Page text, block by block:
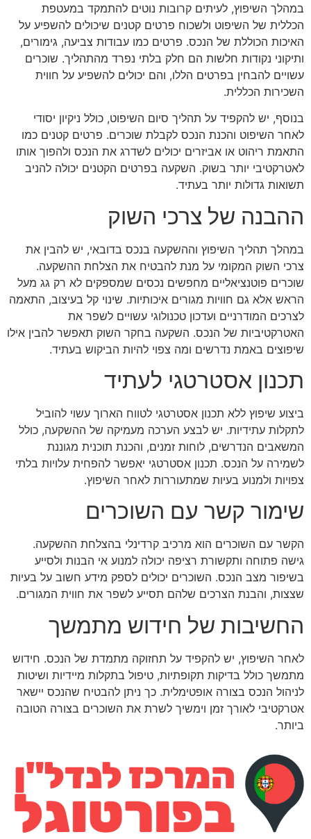
במהלך השיפוץ, לעיתים קרובות נוטים להתמקד במעטפת
הכללית של השיפוט ולשכוח פרטים קטנים שיכולים להשפיע על
האיכות הכוללת של הנכס. פרטים כמו עבודות צביעה, גימורים,
ותיקוני נקודות חלשות הם חלק בלתי נפרד מהתהליך. שוכרים
עשויים להבחין בפרטים הללו, והם יכולים להשפיע על חווית
השכירות הכללית.
בנוסף, יש להקפיד על תהליך סיום השיפוט, כולל ניקיון יסודי
לאחר השיפוט והכנת הנכס לקבלת שוכרים. פרטים קטנים כמו
התאמת ריהוט או אביזרים יכולים לשדרג את הנכס ולהפוך אותו
לאטרקטיבי יותר בשוק. השקעה בפרטים הקטנים יכולה להניב
תשואות גדולות יותר בעתיד.
ההבנה של צרכי השוק
במהלך תהליך השיפוץ וההשקעה בנכס בדובאי, יש להבין את
צרכי השוק המקומי על מנת להבטיח את הצלחת ההשקעה.
שוכרים פוטנציאליים מחפשים נכסים שמספקים לא רק גג מעל
הראש אלא גם חוויות מגורים איכותיות. שינוי קל בעיצוב, התאמה
לצרכים המודרניים ועדכון טכנולוגי עשויים לשפר את
האטרקטיביות של הנכס. השקעה בחקר השוק תאפשר להבין אילו
שיפוצים באמת נדרשים ומה צפוי להיות הביקוש בעתיד.
תכנון אסטרטגי לעתיד
ביצוע שיפוץ ללא תכנון אסטרטגי לטווח הארוך עשוי להוביל
לתקלות עתידיות. יש לבצע הערכה מעמיקה של ההשקעה, כולל
המשאבים הנדרשים, לוחות זמנים, והכנת תוכנית מגוננת
לשמירה על הנכס. תכנון אסטרטגי יאפשר להפחית עלויות בלתי
צפויות ולמנוע בעיות שמתעוררות לאחר השיפוץ.
שימור קשר עם השוכרים
הקשר עם השוכרים הוא מרכיב קרדינלי בהצלחת ההשקעה.
גישה פתוחה ותקשורת רציפה יכולה למנוע אי הבנות ולסייע
בשיפור מצב הנכס. השוכרים יכולים לספק מידע חשוב על בעיות
שצצות, והבנת הצרכים שלהם תסייע לשפר את חווית המגורים.
החשיבות של חידוש מתמשך
לאחר השיפוץ, יש להקפיד על תחזוקה מתמדת של הנכס. חידוש
מתמשך כולל בדיקות תקופתיות, טיפול בתקלות מיידיות ושיטות
לניהול הנכס בצורה אופטימלית. כך ניתן להבטיח שהנכס יישאר
אטרקטיבי לאורך זמן וימשיך לשרת את השוכרים בצורה הטובה
ביותר.